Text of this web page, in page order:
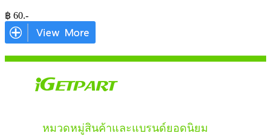
฿ 60.-
หมวดหมู่สินค้าและแบรนด์ยอดนิยม